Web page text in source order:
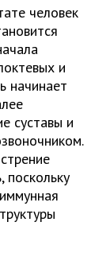
человек
и
начинает
суставы и
поскольку